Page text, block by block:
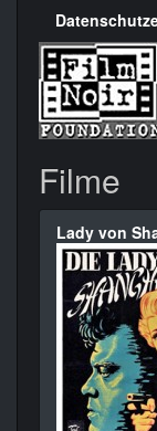
Filme
Lady von